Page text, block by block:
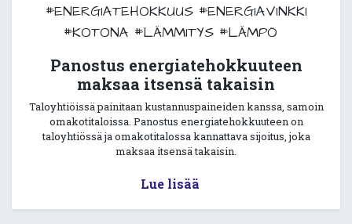
#ENERGIATEHOKKUUS #ENERGIAVINKKI
#KOTONA #LÄMMITYS #LÄMPÖ
Panostus energiatehokkuuteen
maksaa itsensä takaisin
Taloyhtiöissä painitaan kustannuspaineiden kanssa, samoin
omakotitaloissa. Panostus energiatehokkuuteen on
taloyhtiössä ja omakotitalossa kannattava sijoitus, joka
maksaa itsensä takaisin.
Lue lisää